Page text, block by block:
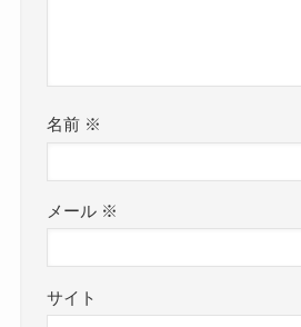
名前 ※
メール ※
サイト